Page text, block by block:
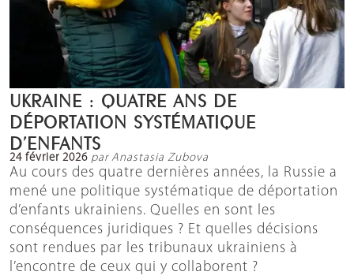
UKRAINE : QUATRE ANS DE
DÉPORTATION SYSTÉMATIQUE
D’ENFANTS
24 février 2026 par Anastasia Zubova
Au cours des quatre dernières années, la Russie a
mené une politique systématique de déportation
d’enfants ukrainiens. Quelles en sont les
conséquences juridiques ? Et quelles décisions
sont rendues par les tribunaux ukrainiens à
l’encontre de ceux qui y collaborent ?